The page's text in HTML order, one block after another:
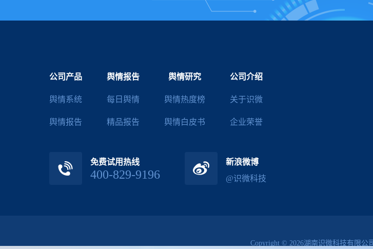
公司产品
舆情系统
舆情报告
舆情报告
每日舆情
精品报告
舆情研究
舆情热度榜
舆情白皮书
公司介绍
关于识微
企业荣誉
免费试用热线
400-829-9196
新浪微博
@识微科技
Copyright © 2026湖南识微科技有限公